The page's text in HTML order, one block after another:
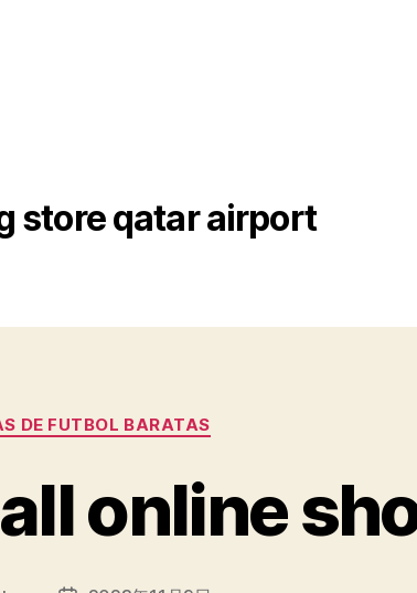
store qatar airport
Categorías
DE FUTBOL BARATAS
online